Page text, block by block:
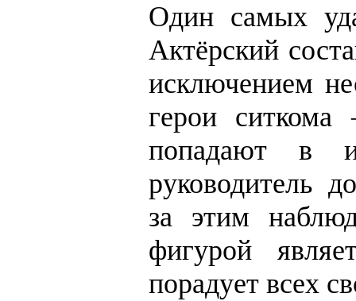
Один самых
Актёрский
исключением
герои
попадают в
руководитель
за этим
фигурой
порадует всех